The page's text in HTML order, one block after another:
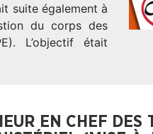
suite également à
du corps des
L’objectif était
EN CHEF DES